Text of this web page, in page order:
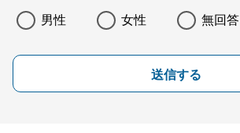
男性 女性 無回答
送信する